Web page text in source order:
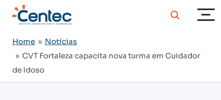
Home » Notícias
» CVT Fortaleza capacita nova turma em Cuidador
de Idoso